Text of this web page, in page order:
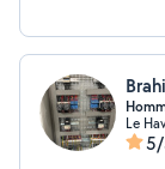
Le